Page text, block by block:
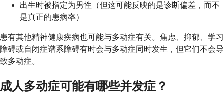
出生时被指定为男性（但这可能反映的是诊断偏差，而不
是真正的患病率）
患有其他精神健康疾病也可能与多动症有关。焦虑、抑郁、学习
障碍或自闭症谱系障碍有时会与多动症同时发生，但它们不会导
致多动症。
成人多动症可能有哪些并发症？